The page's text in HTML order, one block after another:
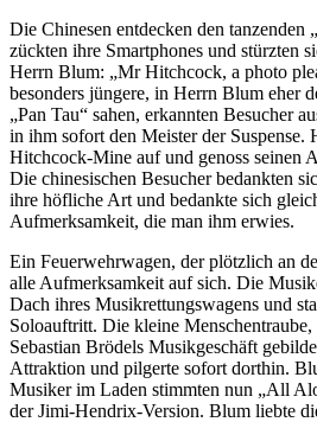
Die Chinesen entdecken den
zückten ihre Smartphones und stürzten
Herrn Blum: „Mr Hitchcock, a photo
besonders jüngere, in Herrn Blum eher
„Pan Tau“ sahen, erkannten Besucher
in ihm sofort den Meister der Suspense.
Hitchcock-Mine auf und genoss seinen
Die chinesischen Besucher bedankten
ihre höfliche Art und bedankte sich
Aufmerksamkeit, die man ihm erwies.
Ein Feuerwehrwagen, der plötzlich an
alle Aufmerksamkeit auf sich. Die
Dach ihres Musikrettungswagens und
Soloauftritt. Die kleine
Sebastian Brödels Musikgeschäft
Attraktion und pilgerte sofort dorthin.
Musiker im Laden stimmten nun „All
der Jimi-Hendrix-Version. Blum liebte